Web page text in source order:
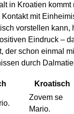
in Kroatien kommt
mit
vorstellen kann,
Eindruck –
der schon einmal
durch
Kroatisch
Zovem se
Mario.